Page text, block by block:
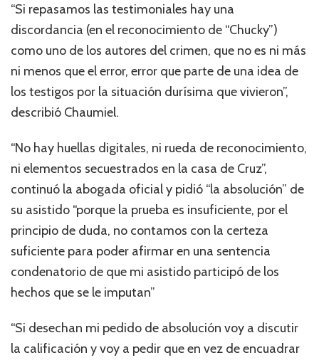
“Si repasamos las testimoniales hay una
discordancia (en el reconocimiento de “Chucky”)
como uno de los autores del crimen, que no es ni más
ni menos que el error, error que parte de una idea de
los testigos por la situación durísima que vivieron”,
describió Chaumiel.
“No hay huellas digitales, ni rueda de reconocimiento,
ni elementos secuestrados en la casa de Cruz”,
continuó la abogada oficial y pidió “la absolución” de
su asistido “porque la prueba es insuficiente, por el
principio de duda, no contamos con la certeza
suficiente para poder afirmar en una sentencia
condenatorio de que mi asistido participó de los
hechos que se le imputan”
“Si desechan mi pedido de absolución voy a discutir
la calificación y voy a pedir que en vez de encuadrar